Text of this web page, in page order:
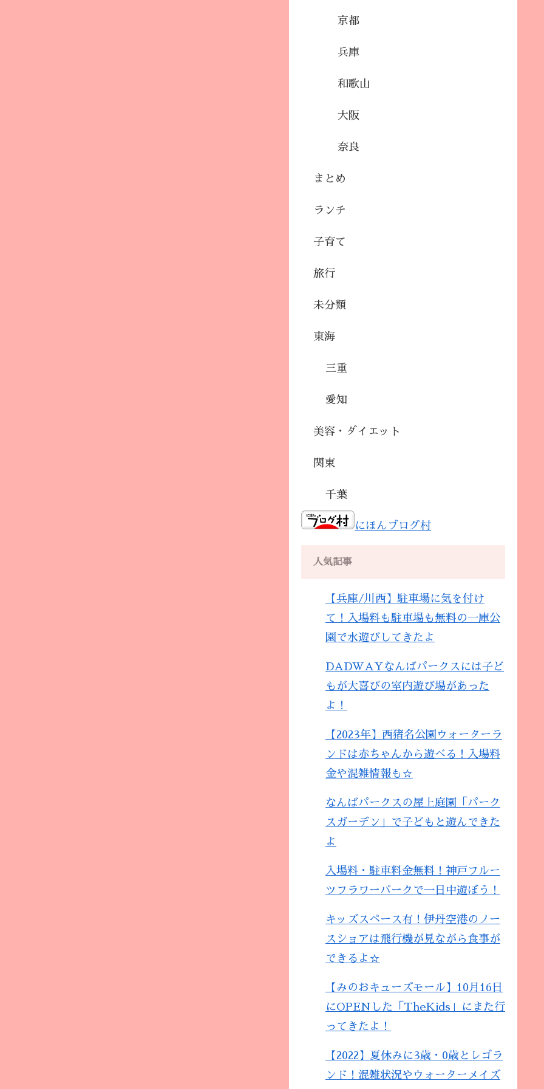
京都
兵庫
和歌山
大阪
奈良
まとめ
ランチ
子育て
旅行
未分類
東海
三重
愛知
美容・ダイエット
関東
千葉
にほんブログ村
人気記事
【兵庫/川西】駐車場に気を付け
て！入場料も駐車場も無料の一庫公
園で水遊びしてきたよ
DADWAYなんばパークスには子ど
もが大喜びの室内遊び場があった
よ！
【2023年】西猪名公園ウォーターラ
ンドは赤ちゃんから遊べる！入場料
金や混雑情報も☆
なんばパークスの屋上庭園「パーク
スガーデン」で子どもと遊んできた
よ
入場料・駐車料金無料！神戸フルー
ツフラワーパークで一日中遊ぼう！
キッズスペース有！伊丹空港のノー
スショアは飛行機が見ながら食事が
できるよ☆
【みのおキューズモール】10月16日
にOPENした「TheKids」にまた行
ってきたよ！
【2022】夏休みに3歳・0歳とレゴラ
ンド！混雑状況やウォーターメイズ